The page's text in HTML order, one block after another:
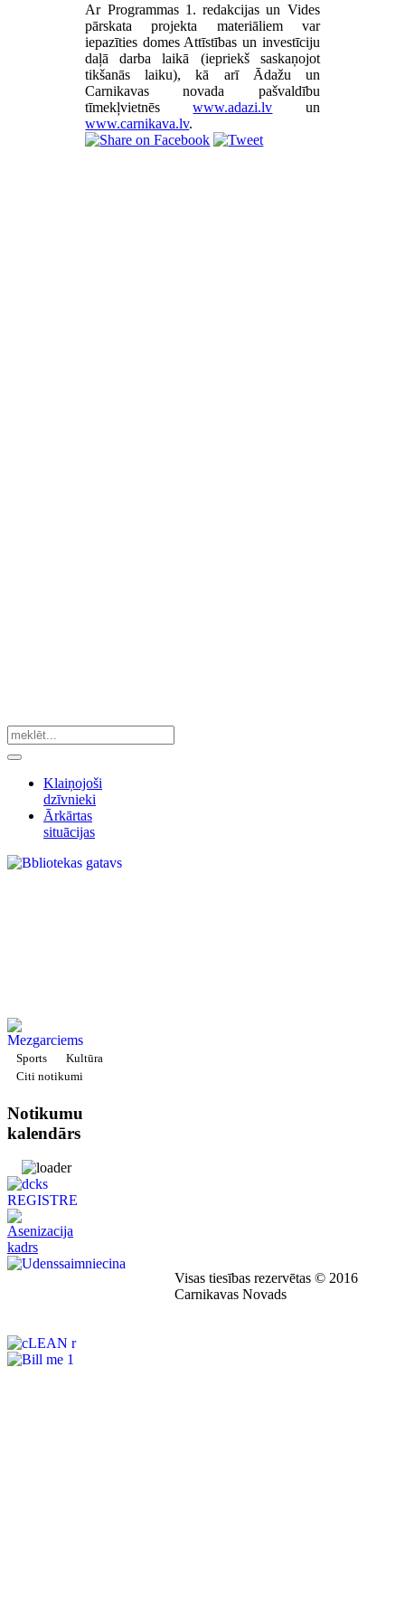
Ar Programmas 1. redakcijas un Vides
pārskata projekta materiāliem var
iepazīties domes Attīstības un investīciju
daļā darba laikā (iepriekš saskaņojot
tikšanās laiku), kā arī Ādažu un
Carnikavas novada pašvaldību
tīmekļvietnēswww.adazi.lv un
www.carnikava.lv.
Klaiņojoši
dzīvnieki
Ārkārtas
situācijas
Sports
Kultūra
Citi notikumi
Notikumu
kalendārs
Visas tiesības rezervētas © 2016
Carnikavas Novads